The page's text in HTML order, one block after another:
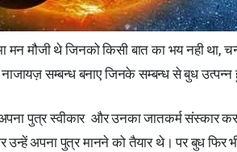
मौजी थे जिनको किसी बात का भय नही था,
सम्बन्ध बनाए जिनके सम्बन्ध से बुध
पुत्र स्वीकार और उनका जातकर्म संस्कार
उन्हें अपना पुत्र मानने को तैयार थे। पर बुध